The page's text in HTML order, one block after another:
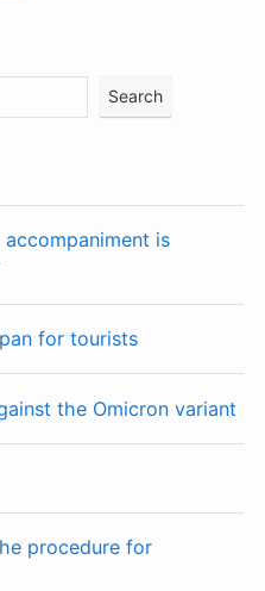
Search
is
for tourists
the Omicron variant
procedure for